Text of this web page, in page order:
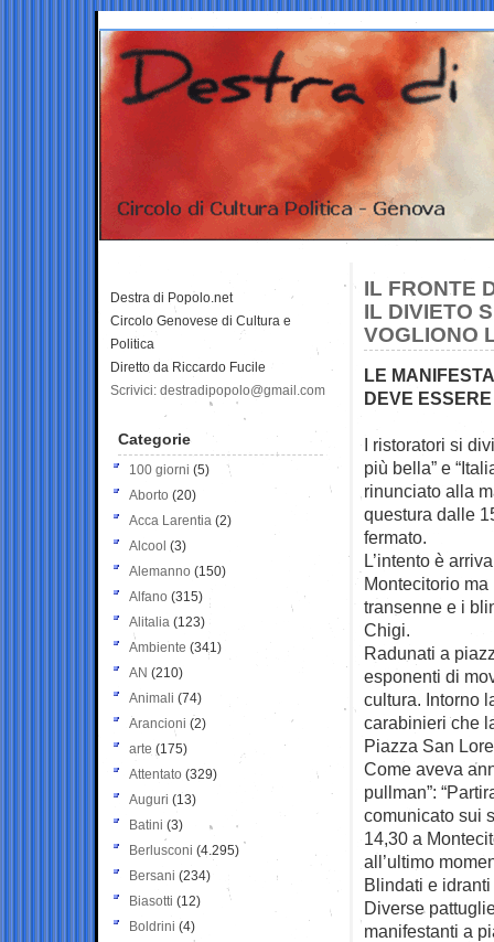
IL FRONTE
IL DIVIETO
VOGLIONO
LE
DEVE
I ristoratori si
più bella” e
rinunciato alla
questura dalle
fermato.
L’intento è
Montecitorio
transenne e i
Chigi.
Radunati a
esponenti di
cultura. Intorno
carabinieri che
Piazza San
Come aveva
pullman”:
comunicato sui
14,30 a
all’ultimo
Blindati e
Diverse
manifestanti a
Destra di Popolo.net
Circolo Genovese di Cultura e
Politica
Diretto da Riccardo Fucile
Scrivici: destradipopolo@gmail.com
Categorie
100 giorni (5)
Aborto (20)
Acca Larentia (2)
Alcool (3)
Alemanno (150)
Alfano (315)
Alitalia (123)
Ambiente (341)
AN (210)
Animali (74)
Arancioni (2)
arte (175)
Attentato (329)
Auguri (13)
Batini (3)
Berlusconi (4.295)
Bersani (234)
Biasotti (12)
Boldrini (4)